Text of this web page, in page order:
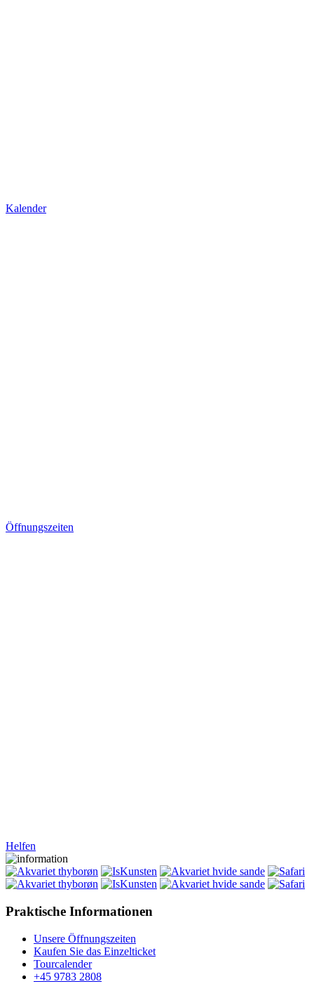
Kalender
Öffnungszeiten
Helfen
Praktische Informationen
Unsere Öffnungszeiten
Kaufen Sie das Einzelticket
Tourcalender
+45 9783 2808